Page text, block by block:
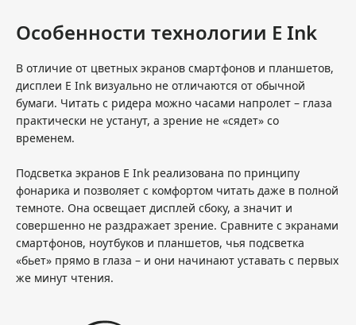
Особенности технологии E Ink
В отличие от цветных экранов смартфонов и планшетов,
дисплеи E Ink визуально не отличаются от обычной
бумаги. Читать с ридера можно часами напролет – глаза
практически не устанут, а зрение не «сядет» со
временем.
Подсветка экранов E Ink реализована по принципу
фонарика и позволяет с комфортом читать даже в полной
темноте. Она освещает дисплей сбоку, а значит и
совершенно не раздражает зрение. Сравните с экранами
смартфонов, ноутбуков и планшетов, чья подсветка
«бьет» прямо в глаза – и они начинают уставать с первых
же минут чтения.